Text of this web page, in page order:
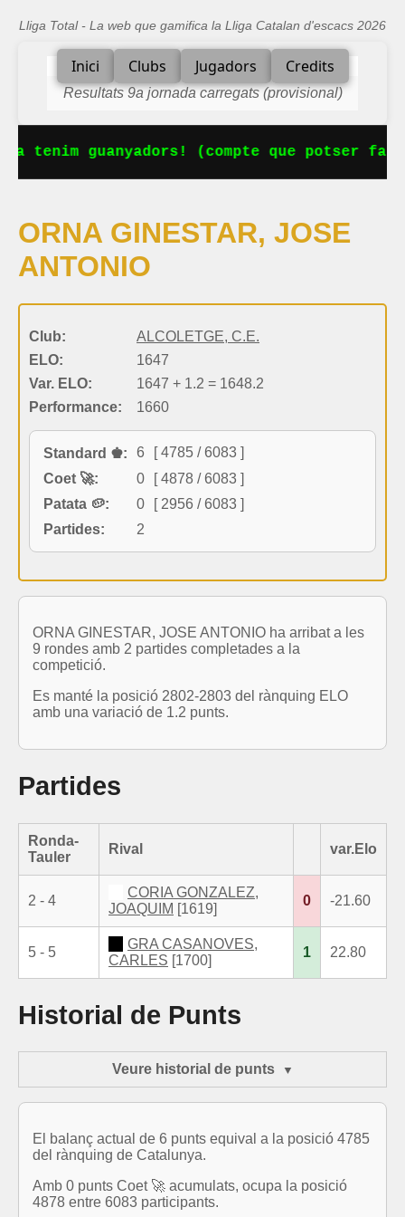
Lliga Total - La web que gamifica la Lliga Catalan d'escacs 2026
Inici Clubs Jugadors Credits
Resultats 9a jornada carregats (provisional)
tenim guanyadors! (compte que potser
ORNA GINESTAR, JOSE
ANTONIO
Club:
ALCOLETGE, C.E.
ELO:
1647
Var. ELO:
1647 + 1.2 = 1648.2
Performance:
1660
Standard ♚: 6
[ 4785 / 6083 ]
Coet 🚀:
0
[ 4878 / 6083 ]
Patata 🥔:
0
[ 2956 / 6083 ]
Partides:
2
ORNA GINESTAR, JOSE ANTONIO ha arribat a les
9 rondes amb 2 partides completades a la
competició.
Es manté la posició 2802-2803 del rànquing ELO
amb una variació de 1.2 punts.
Partides
Ronda-
Tauler
Rival var.Elo
2 - 4
CORIA GONZALEZ,
JOAQUIM [1619]
0 -21.60
5 - 5
GRA CASANOVES,
CARLES [1700]
1 22.80
Historial de Punts
Veure historial de punts
El balanç actual de 6 punts equival a la posició 4785
del rànquing de Catalunya.
Amb 0 punts Coet 🚀 acumulats, ocupa la posició
4878 entre 6083 participants.